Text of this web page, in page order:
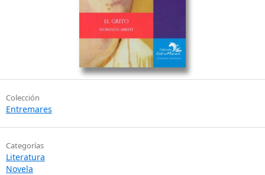
Colección
Entremares
Categorías
Literatura
Novela